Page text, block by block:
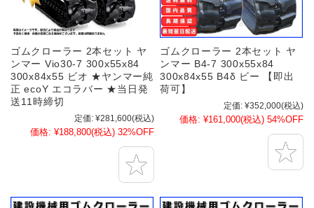
ゴムクローラー 2本セット ヤ
ンマー Vio30-7 300x55x84
300x84x55 ビオ ★ヤンマー純
正 ecoY エコラバー ★当日発
送11時締切
定価: ¥281,600(税込)
価格: ¥188,800(税込) 32%OFF
ゴムクローラー 2本セット ヤ
ンマー B4-7 300x55x84
300x84x55 B4δ ビー 【即出
荷可】
定価: ¥352,000(税込)
価格: ¥161,000(税込) 54%OFF